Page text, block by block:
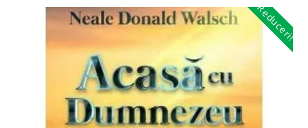
Reduceri!